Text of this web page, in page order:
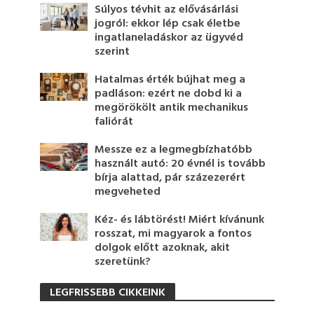
Súlyos tévhit az elővásárlási
jogról: ekkor lép csak életbe
ingatlaneladáskor az ügyvéd
szerint
Hatalmas érték bújhat meg a
padláson: ezért ne dobd ki a
megörökölt antik mechanikus
faliórát
Messze ez a legmegbízhatóbb
használt autó: 20 évnél is tovább
bírja alattad, pár százezerért
megveheted
Kéz- és lábtörést! Miért kívánunk
rosszat, mi magyarok a fontos
dolgok előtt azoknak, akit
szeretünk?
LEGFRISSEBB CIKKEINK